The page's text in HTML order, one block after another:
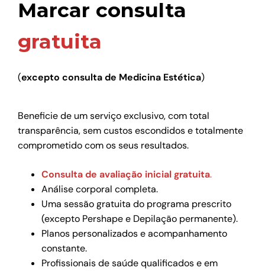
Marcar consulta
gratuita
(excepto consulta de Medicina Estética)
Beneficie de um serviço exclusivo, com total
transparência, sem custos escondidos e totalmente
comprometido com os seus resultados.
Consulta de avaliação inicial gratuita.
Análise corporal completa.
Uma sessão gratuita do programa prescrito
(excepto Pershape e Depilação permanente).
Planos personalizados e acompanhamento
constante.
Profissionais de saúde qualificados e em